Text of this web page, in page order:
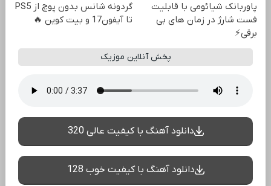
پاوربانک شیائومی با قابلیت
فست شارژ در زمان های بی
برقی⚡
گردونه شانس بدون پوچ از PS5
تا آیفون17 و بیت کوین 🔥
پخش آنلاین موزیک
دانلود آهنگ با کیفیت عالی 320
دانلود آهنگ با کیفیت خوب 128